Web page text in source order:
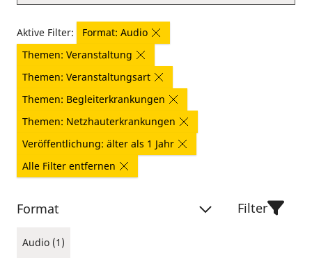
Aktive Filter:
Format: Audio
Themen: Veranstaltung
Themen: Veranstaltungsart
Themen: Begleiterkrankungen
Themen: Netzhauterkrankungen
Veröffentlichung: älter als 1 Jahr
Alle Filter entfernen
Format
Audio (1)
Filter